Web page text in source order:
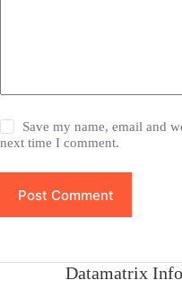
Save my name, email and
next time I comment.
Post Comment
Datamatrix